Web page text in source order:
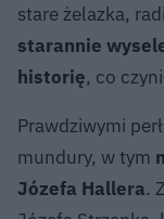
stare żelazka,
starannie
historię, co
Prawdziwymi
mundury, w tym
Józefa Hallera.